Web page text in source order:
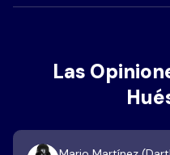
Las